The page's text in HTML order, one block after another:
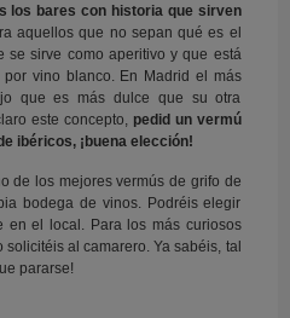
los bares con historia que sirven
aquellos que no sepan qué es el
se sirve como aperitivo y que está
por vino blanco. En Madrid el más
que es más dulce que su otra
este concepto, pedid un vermú
ibéricos, ¡buena elección!
de los mejores vermús de grifo de
bodega de vinos. Podréis elegir
en el local. Para los más curiosos
al camarero. Ya sabéis, tal
pararse!